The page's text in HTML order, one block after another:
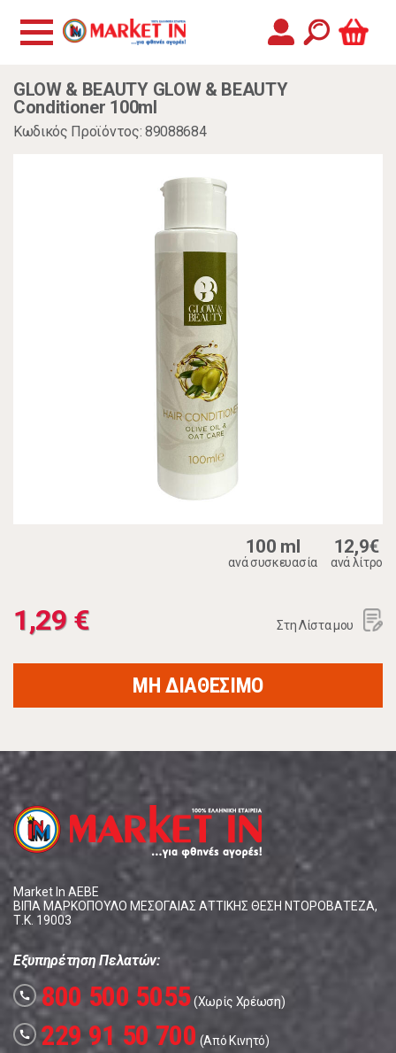
GLOW & BEAUTY GLOW & BEAUTY
Conditioner 100ml
Κωδικός Προϊόντος: 89088684
100 ml
ανά συσκευασία
12,9€
ανά λίτρο
1,29 € Στη Λίστα μου
ΜΗ ΔΙΑΘΕΣΙΜΟ
Market In ΑΕΒΕ
ΒΙΠΑ ΜΑΡΚΟΠΟΥΛΟ ΜΕΣΟΓΑΙΑΣ ΑΤΤΙΚΗΣ ΘΕΣΗ ΝΤΟΡΟΒΑΤΕΖΑ,
Τ.Κ. 19003
Εξυπηρέτηση Πελατών:
call 800 500 5055(Χωρίς Χρέωση)
call 229 91 50 700 (Από Κινητό)